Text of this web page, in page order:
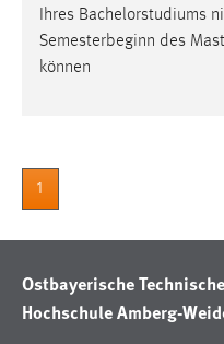
Ihres Bachelorstudiums
Semesterbeginn des
können
1
Ostbayerische Technische
Hochschule Amberg-
Zweck:
Zugriffsstatistik
Sie tun dies, indem
hinweg verfolgen.